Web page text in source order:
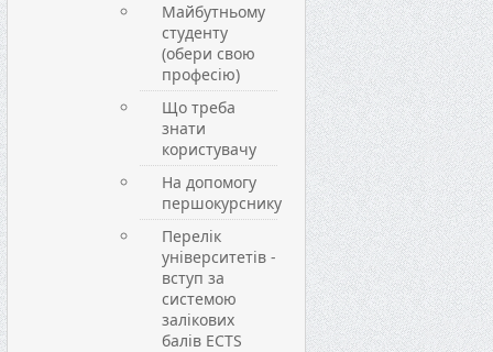
Майбутньому
студенту
(обери свою
професію)
Що треба
знати
користувачу
На допомогу
першокурснику
Перелік
університетів -
вступ за
системою
залікових
балів ECTS